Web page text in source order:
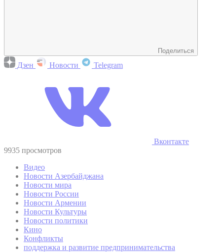
Поделиться
Дзен Новости Telegram
Вконтакте
9935 просмотров
Видео
Новости Азербайджана
Новости мира
Новости России
Новости Армении
Новости Культуры
Новости политики
Кино
Конфликты
поддержка и развитие предпринимательства